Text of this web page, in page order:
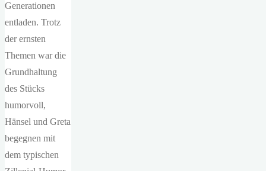
Generationen
entladen. Trotz
der ernsten
Themen war die
Grundhaltung
des Stücks
humorvoll,
Hänsel und Greta
begegnen mit
dem typischen